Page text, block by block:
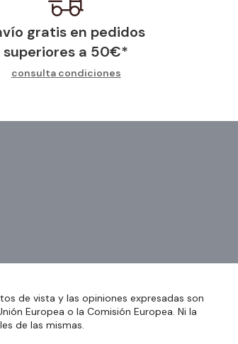
gratis en pedidos
superiores a 50€*
consulta condiciones
de vista y las opiniones expresadas son
Europea o la Comisión Europea. Ni la
de las mismas.